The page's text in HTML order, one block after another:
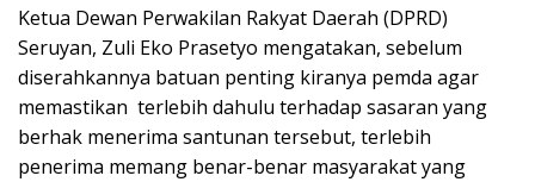
Ketua Dewan Perwakilan Rakyat Daerah (DPRD)
Seruyan, Zuli Eko Prasetyo mengatakan, sebelum
diserahkannya batuan penting kiranya pemda agar
memastikan terlebih dahulu terhadap sasaran yang
berhak menerima santunan tersebut, terlebih
penerima memang benar-benar masyarakat yang